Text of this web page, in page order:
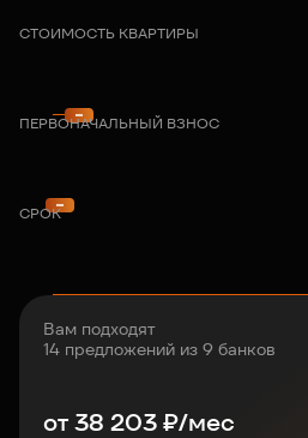
СТОИМОСТЬ КВАРТИРЫ
ПЕРВОНАЧАЛЬНЫЙ ВЗНОС
СРОК
Вам подходят
14 предложений из 9 банков
от38 203₽/мес